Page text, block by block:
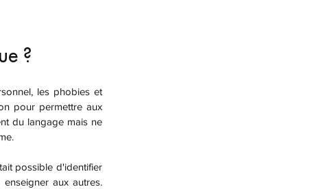
?
pour permettre aux
du langage mais ne
aux autres.